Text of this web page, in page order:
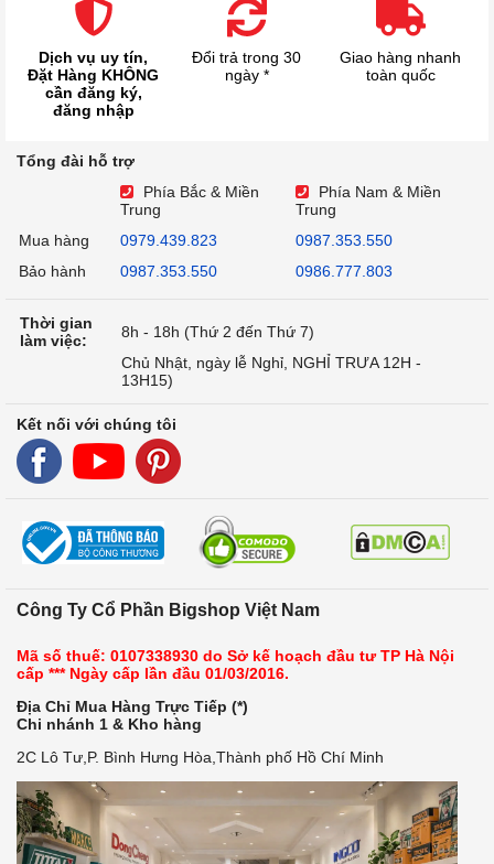
Dịch vụ uy tín,
Đặt Hàng KHÔNG
cần đăng ký,
đăng nhập
Đổi trả trong 30
ngày *
Giao hàng nhanh
toàn quốc
Tổng đài hỗ trợ
Phía Bắc & Miền
Trung
Phía Nam & Miền
Trung
Mua hàng
0979.439.823
0987.353.550
Bảo hành
0987.353.550 0986.777.803
Thời gian
làm việc:
8h - 18h (Thứ 2 đến Thứ 7)
Chủ Nhật, ngày lễ Nghỉ, NGHỈ TRƯA 12H -
13H15)
Kết nối với chúng tôi
Công Ty Cổ Phần Bigshop Việt Nam
Mã số thuế: 0107338930 do Sở kế hoạch đầu tư TP Hà Nội
cấp *** Ngày cấp lần đầu 01/03/2016.
Địa Chỉ Mua Hàng Trực Tiếp (*)
Chi nhánh 1 & Kho hàng
2C Lô Tư,P. Bình Hưng Hòa,Thành phố Hồ Chí Minh